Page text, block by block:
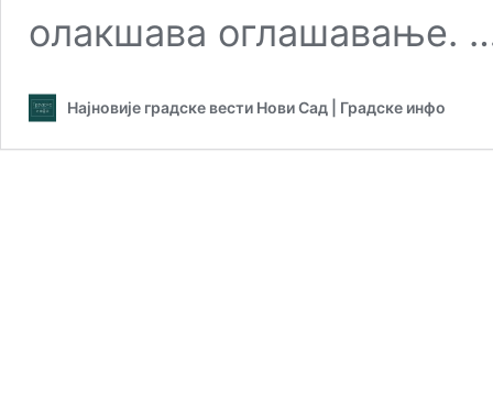
олакшава оглашавање.
Најновије градске вести Нови Сад | Градске инфо